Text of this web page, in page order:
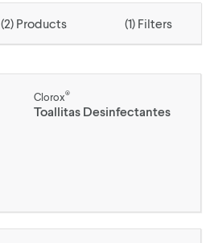
(2) Products (1) Filters
Clorox®
Toallitas Desinfectantes